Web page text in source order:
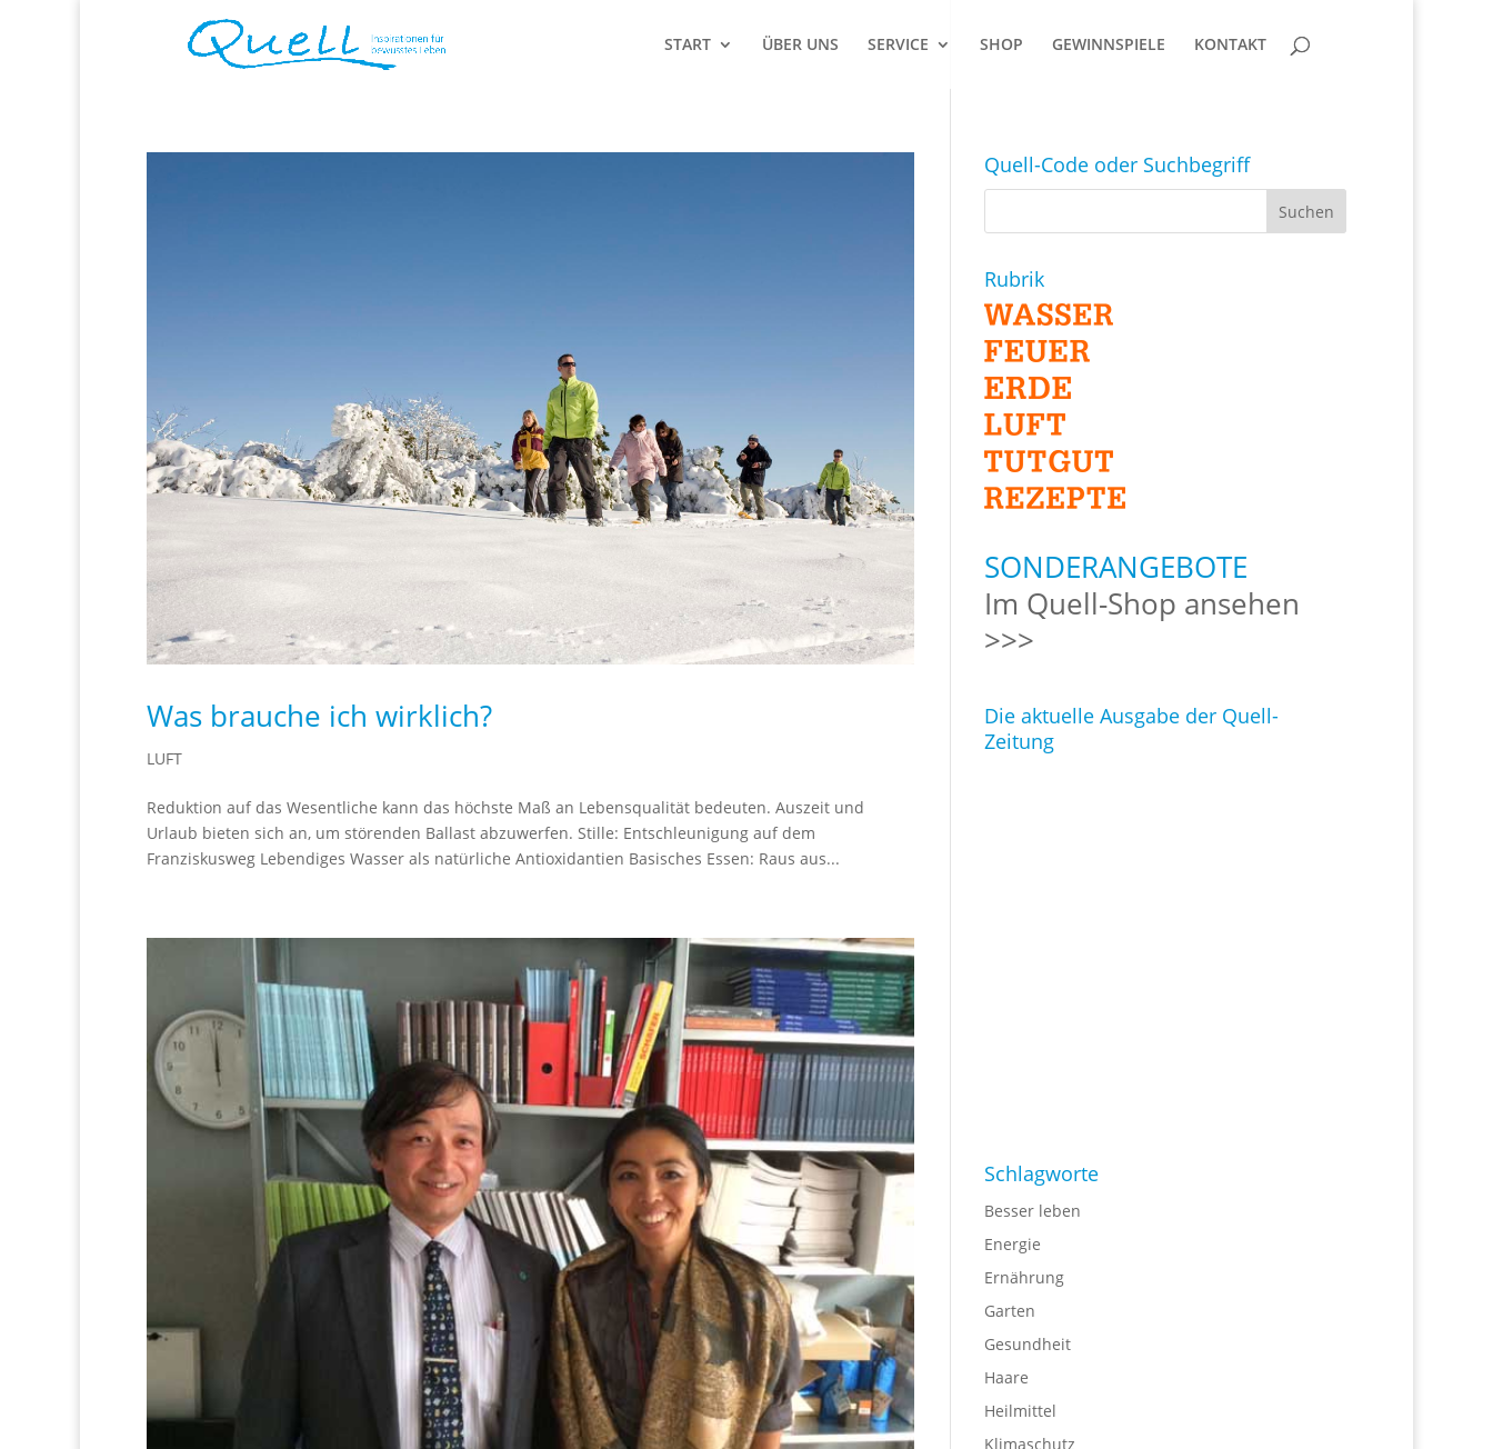
START ÜBER UNS SERVICE SHOP GEWINNSPIELE KONTAKT
Was brauche ich wirklich?
LUFT
Reduktion auf das Wesentliche kann das höchste Maß an Lebensqualität bedeuten. Auszeit und
Urlaub bieten sich an, um störenden Ballast abzuwerfen. Stille: Entschleunigung auf dem
Franziskusweg Lebendiges Wasser als natürliche Antioxidantien Basisches Essen: Raus aus...
Quell-Code oder Suchbegriff
Rubrik
SONDERANGEBOTE
Im Quell-Shop ansehen
>>>
Die aktuelle Ausgabe der Quell-
Zeitung
Schlagworte
Besser leben
Energie
Ernährung
Garten
Gesundheit
Haare
Heilmittel
Klimaschutz